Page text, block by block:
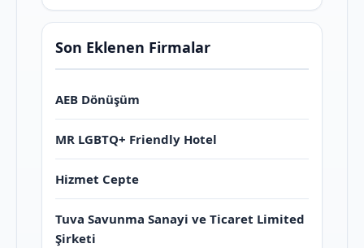
Son Eklenen Firmalar
AEB Dönüşüm
MR LGBTQ+ Friendly Hotel
Hizmet Cepte
Tuva Savunma Sanayi ve Ticaret Limited
Şirketi